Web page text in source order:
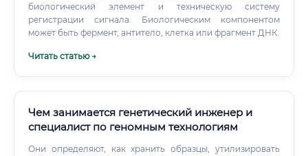
Медицинские документы: Медицинская книжка с
актуальными результатами медосмотра Документ о
прохождении профилактических прививок (гепатит B,
Дополнительно: Военный билет (для мужчин) Документы
ступени: Горизонтальный рост — освоение новых
направлений диагностики, специализация в узких
цитология). Это повышает ценность специалиста без
биологический элемент и техническую систему
регистрации сигнала. Биологическим компонентом
может быть фермент, антитело, клетка или фрагмент ДНК.
Читать статью →
Чем занимается генетический инженер и
специалист по геномным технологиям
Они определяют, как хранить образцы, утилизировать